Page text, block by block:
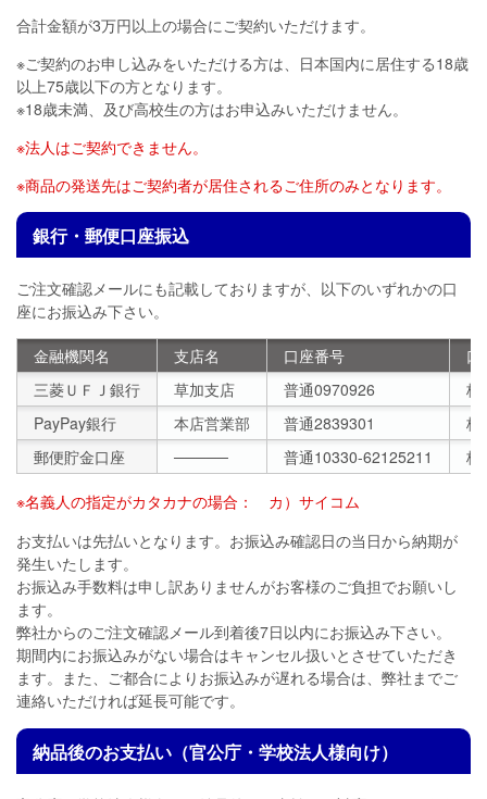
合計金額が3万円以上の場合にご契約いただけます。
※ご契約のお申し込みをいただける方は、日本国内に居住する18歳
以上75歳以下の方となります。
※18歳未満、及び高校生の方はお申込みいただけません。
※法人はご契約できません。
※商品の発送先はご契約者が居住されるご住所のみとなります。
銀行・郵便口座振込
ご注文確認メールにも記載しておりますが、以下のいずれかの口
座にお振込み下さい。
金融機関名 支店名 口座番号
口
三菱ＵＦＪ銀行
草加支店 普通0970926
株
PayPay銀行
本店営業部 普通2839301
株
郵便貯金口座
───── 普通10330-62125211 株
※名義人の指定がカタカナの場合： カ）サイコム
お支払いは先払いとなります。お振込み確認日の当日から納期が
発生いたします。
お振込み手数料は申し訳ありませんがお客様のご負担でお願いし
ます。
弊社からのご注文確認メール到着後7日以内にお振込み下さい。
期間内にお振込みがない場合はキャンセル扱いとさせていただき
ます。また、ご都合によりお振込みが遅れる場合は、弊社までご
連絡いただければ延長可能です。
納品後のお支払い（官公庁・学校法人様向け）